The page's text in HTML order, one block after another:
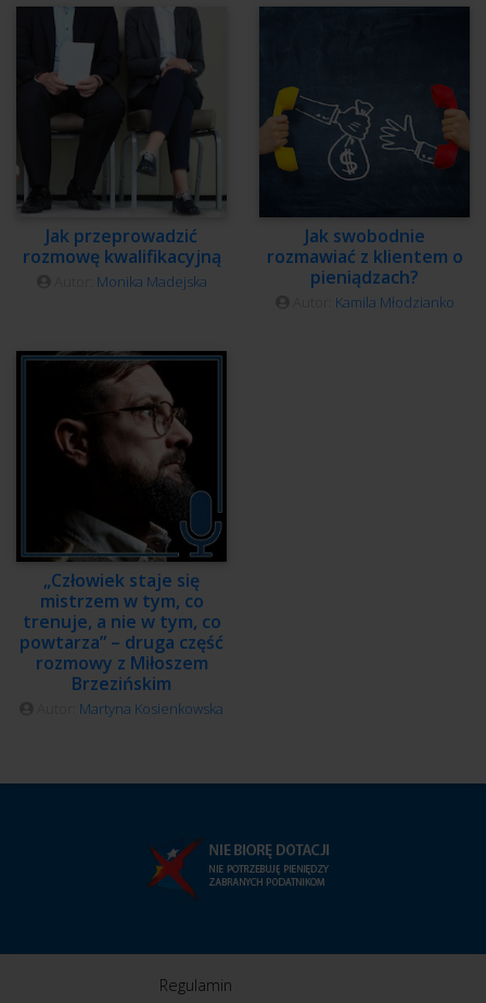
Jak przeprowadzić
rozmowę kwalifikacyjną
Monika Madejska
Jak swobodnie
rozmawiać z klientem o
pieniądzach?
Kamila Młodzianko
„Człowiek staje się
mistrzem w tym, co
trenuje, a nie w tym, co
powtarza” – druga część
rozmowy z Miłoszem
Brzezińskim
Martyna Kosienkowska
Regulamin